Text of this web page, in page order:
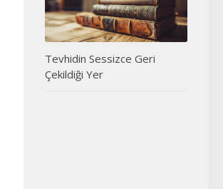
Tevhidin Sessizce Geri
Çekildiği Yer